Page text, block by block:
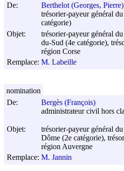
De:
Berthelot (Georges, Pierre)
trésorier-payeur général
catégorie)
Objet:
trésorier-payeur général
du-Sud (4e catégorie),
région Corse
Remplace: M. Labeille
De:
Bergès (François)
administrateur civil hors
Objet:
trésorier-payeur général
Dôme (2e catégorie),
région Auvergne
Remplace: M. Jannin
nomination